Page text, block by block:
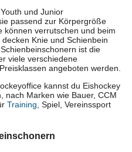
und Junior
passend zur Körpergröße
können verrutschen und beim
Knie und Schienbein
ist die
viele verschiedene
angeboten werden.
kannst du Eishockey
nach Marken wie Bauer, CCM
Training , Spiel, Vereinssport